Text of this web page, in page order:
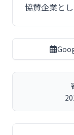
協賛企業と